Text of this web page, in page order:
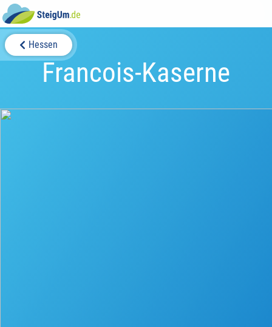
Hessen
Francois-Kaserne